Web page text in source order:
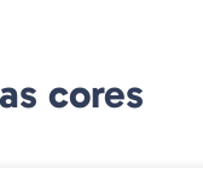
cores